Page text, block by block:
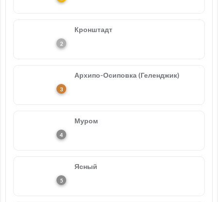
Кронштадт
Архипо-Осиповка (Геленджик)
Муром
Ясный